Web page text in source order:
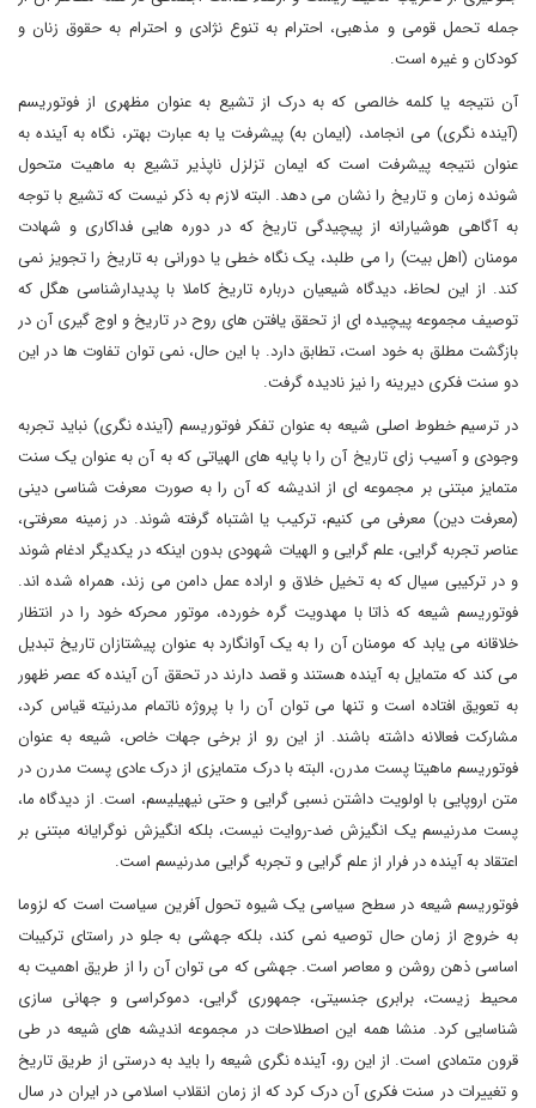
جمله تحمل قومی و مذهبی، احترام به تنوع نژادی و احترام به حقوق زنان و
کودکان و غیره است.
آن نتیجه یا کلمه خالصی که به درک از تشیع به عنوان مظهری از فوتوریسم
(آینده نگری) می انجامد، (ایمان به) پیشرفت یا به عبارت بهتر، نگاه به آینده به
عنوان نتیجه پیشرفت است که ایمان تزلزل ناپذیر تشیع به ماهیت متحول
شونده زمان و تاریخ را نشان می دهد. البته لازم به ذکر نیست که تشیع با توجه
به آگاهی هوشیارانه از پیچیدگی تاریخ که در دوره هایی فداکاری و شهادت
مومنان (اهل بیت) را می طلبد، یک نگاه خطی یا دورانی به تاریخ را تجویز نمی
کند. از این لحاظ، دیدگاه شیعیان درباره تاریخ کاملا با پدیدارشناسی هگل که
توصیف مجموعه پیچیده ای از تحقق یافتن های روح در تاریخ و اوج گیری آن در
بازگشت مطلق به خود است، تطابق دارد. با این حال، نمی توان تفاوت ها در این
دو سنت فکری دیرینه را نیز نادیده گرفت.
در ترسیم خطوط اصلی شیعه به عنوان تفکر فوتوریسم (آینده نگری) نباید تجربه
وجودی و آسیب زای تاریخ آن را با پایه های الهیاتی که به آن به عنوان یک سنت
متمایز مبتنی بر مجموعه ای از اندیشه که آن را به صورت معرفت شناسی دینی
(معرفت دین) معرفی می کنیم، ترکیب یا اشتباه گرفته شوند. در زمینه معرفتی،
عناصر تجربه گرایی، علم گرایی و الهیات شهودی بدون اینکه در یکدیگر ادغام شوند
و در ترکیبی سیال که به تخیل خلاق و اراده عمل دامن می زند، همراه شده اند.
فوتوریسم شیعه که ذاتا با مهدویت گره خورده، موتور محرکه خود را در انتظار
خلاقانه می یابد که مومنان آن را به یک آوانگارد به عنوان پیشتازان تاریخ تبدیل
می کند که متمایل به آینده هستند و قصد دارند در تحقق آن آینده که عصر ظهور
به تعویق افتاده است و تنها می توان آن را با پروژه ناتمام مدرنیته قیاس کرد،
مشارکت فعالانه داشته باشند. از این رو از برخی جهات خاص، شیعه به عنوان
فوتوریسم ماهیتا پست مدرن، البته با درک متمایزی از درک عادی پست مدرن در
متن اروپایی با اولویت داشتن نسبی گرایی و حتی نیهیلیسم، است. از دیدگاه ما،
پست مدرنیسم یک انگیزش ضد-روایت نیست، بلکه انگیزش نوگرایانه مبتنی بر
اعتقاد به آینده در فرار از علم گرایی و تجربه گرایی مدرنیسم است.
فوتوریسم شیعه در سطح سیاسی یک شیوه تحول آفرین سیاست است که لزوما
به خروج از زمان حال توصیه نمی کند، بلکه جهشی به جلو در راستای ترکیبات
اساسی ذهن روشن و معاصر است. جهشی که می توان آن را از طریق اهمیت به
محیط زیست، برابری جنسیتی، جمهوری گرایی، دموکراسی و جهانی سازی
شناسایی کرد. منشا همه این اصطلاحات در مجموعه اندیشه های شیعه در طی
قرون متمادی است. از این رو، آینده نگری شیعه را باید به درستی از طریق تاریخ
و تغییرات در سنت فکری آن درک کرد که از زمان انقلاب اسلامی در ایران در سال